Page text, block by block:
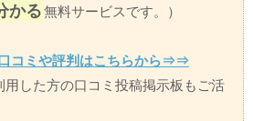
かる無料サービスです。）
コミや評判はこちらから⇒⇒
した方の口コミ投稿掲示板もご活